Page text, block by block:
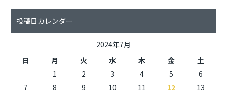
投稿日カレンダー
2024年7月
日
月 火 水 木 金
土
1
2 3 4 5
6
7
8 9 10 11 12 13